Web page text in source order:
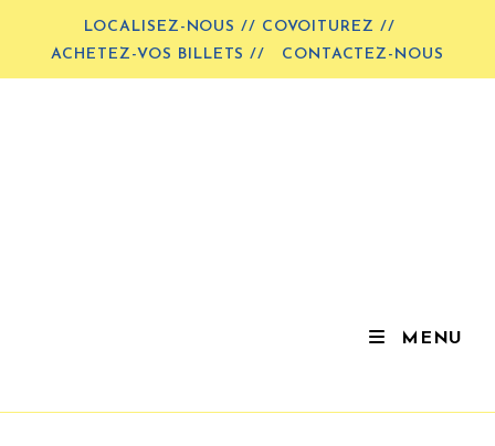
LOCALISEZ-NOUS // COVOITUREZ //
ACHETEZ-VOS BILLETS //
CONTACTEZ-NOUS
MENU